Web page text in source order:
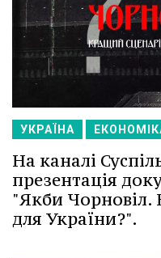
УКРАЇНА
На каналі
презентація
"Якби
для України?".